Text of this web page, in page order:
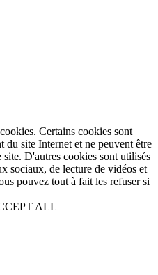
Certains cookies sont
du site Internet et ne peuvent être
D'autres cookies sont utilisés
sociaux, de lecture de vidéos et
pouvez tout à fait les refuser si
ALL